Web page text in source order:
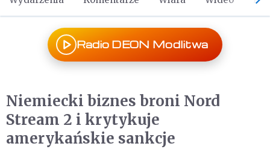
Radio DEON Modlitwa
Niemiecki biznes broni Nord
Stream 2 i krytykuje
amerykańskie sankcje